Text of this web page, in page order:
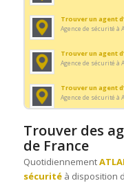
Trouver un agent
Agence de sécurité à
Trouver un agent
Agence de sécurité à
Trouver un agent
Agence de sécurité à
Agence de sécurité à
Trouver un agent
Agence de sécurité à
Trouver des
de France
Quotidiennement
sécuritéà disposition